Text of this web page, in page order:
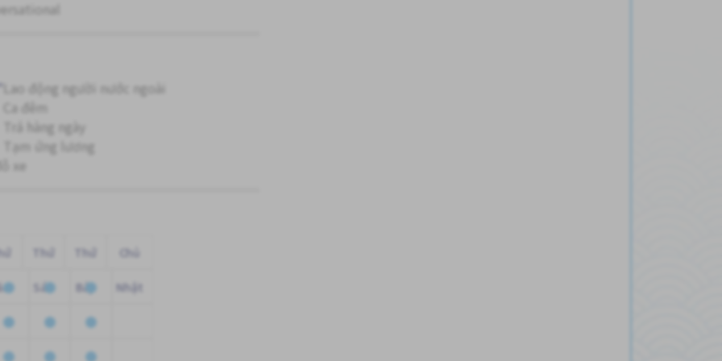
Lao động người nước ngoài
Ca đêm
Trả hàng ngày
Tạm ứng lương
xe
Thứ
Sáu
Thứ
Bảy
Chủ
Nhật